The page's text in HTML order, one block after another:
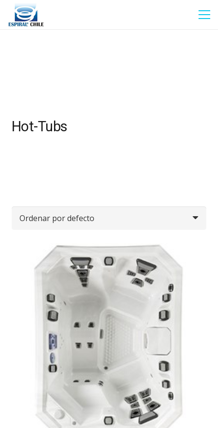
Hot-Tubs